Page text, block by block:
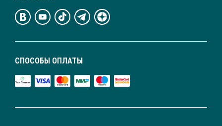
СПОСОБЫ ОПЛАТЫ